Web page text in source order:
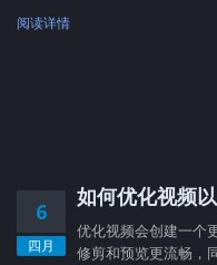
阅读详情
6
四月
如何优化视频
优化视频会创建一个
修剪和预览更流畅，